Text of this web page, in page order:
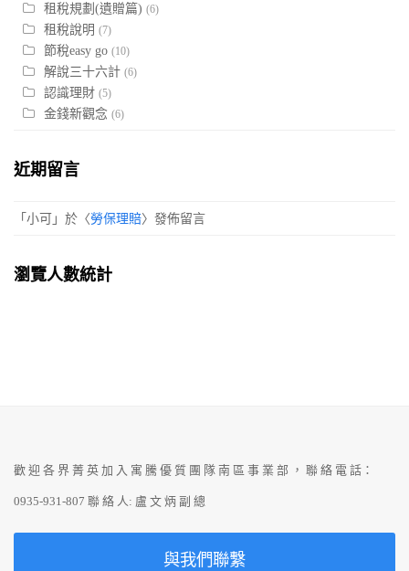
租稅規劃(遺贈篇) (6)
租稅說明 (7)
節稅easy go (10)
解說三十六計 (6)
認識理財 (5)
金錢新觀念 (6)
近期留言
「 小可 」於〈勞保理賠〉發佈留言
瀏覽人數統計
歡 迎 各 界 菁 英 加 入 寓 騰 優 質 團 隊 南 區 事 業 部 ， 聯 絡 電 話：
0935-931-807 聯 絡 人: 盧 文 炳 副 總
與我們聯繫